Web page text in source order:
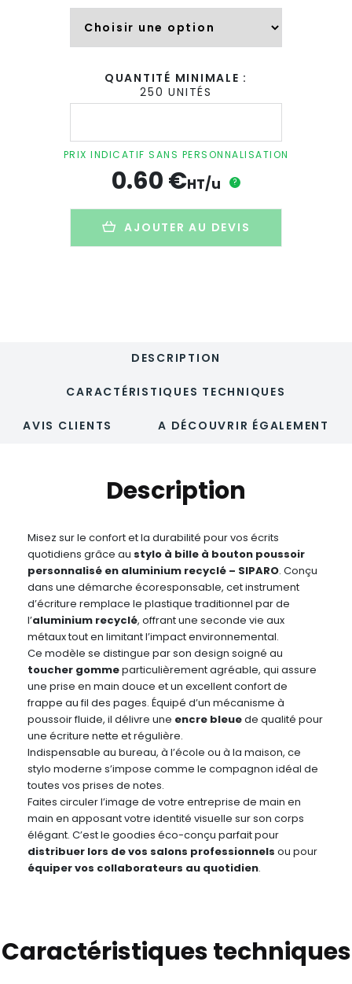
QUANTITÉ MINIMALE :
250 UNITÉS
quantité
à
bille
aluminium
PRIX INDICATIF SANS PERSONNALISATION
0.60€HT/u ?
AJOUTER AU DEVIS
DESCRIPTION
CARACTÉRISTIQUES TECHNIQUES
AVIS CLIENTS A DÉCOUVRIR ÉGALEMENT
Description
Misez sur le confort et la durabilité pour vos écrits
quotidiens grâce au stylo à bille à bouton poussoir
personnalisé en aluminium recyclé – SIPARO. Conçu
dans une démarche écoresponsable, cet instrument
d’écriture remplace le plastique traditionnel par de
l’aluminium recyclé, offrant une seconde vie aux
métaux tout en limitant l’impact environnemental.
Ce modèle se distingue par son design soigné au
toucher gommeparticulièrement agréable, qui assure
une prise en main douce et un excellent confort de
frappe au fil des pages. Équipé d’un mécanisme à
poussoir fluide, il délivre une encre bleuede qualité pour
une écriture nette et régulière.
Indispensable au bureau, à l’école ou à la maison, ce
stylo moderne s’impose comme le compagnon idéal de
toutes vos prises de notes.
Faites circuler l’image de votre entreprise de main en
main en apposant votre identité visuelle sur son corps
élégant. C’est le goodies éco-conçu parfait pour
distribuer lors de vos salons professionnels ou pour
équiper vos collaborateurs au quotidien.
Caractéristiques techniques